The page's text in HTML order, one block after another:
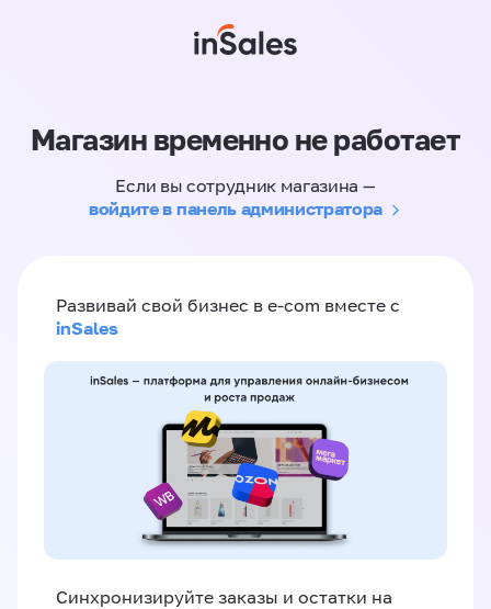
Магазин временно не работает
Если вы сотрудник магазина —
войдите в панель администратора
Развивай свой бизнес в e-com вместе с
inSales
Синхронизируйте заказы и остатки на